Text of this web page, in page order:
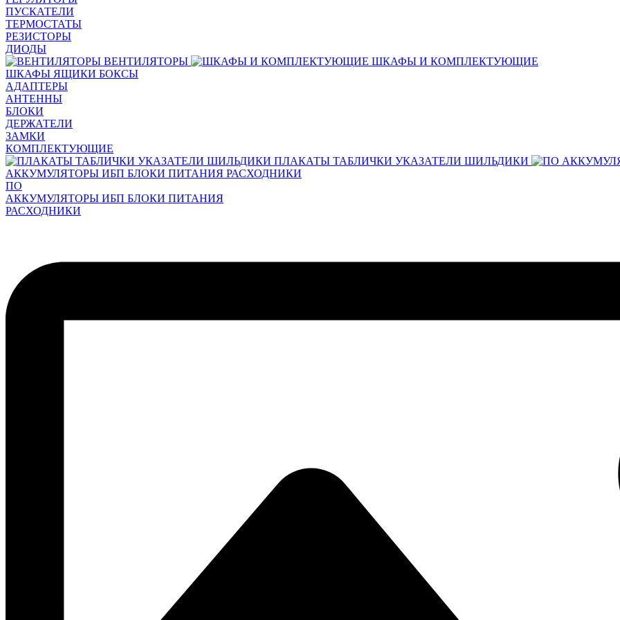
ПУСКАТЕЛИ
ТЕРМОСТАТЫ
РЕЗИСТОРЫ
ДИОДЫ
ВЕНТИЛЯТОРЫ
ШКАФЫ И КОМПЛЕКТУЮЩИЕ
ШКАФЫ ЯЩИКИ БОКСЫ
АДАПТЕРЫ
АНТЕННЫ
БЛОКИ
ДЕРЖАТЕЛИ
ЗАМКИ
КОМПЛЕКТУЮЩИЕ
ПЛАКАТЫ ТАБЛИЧКИ УКАЗАТЕЛИ ШИЛЬДИКИ
АККУМУЛЯТОРЫ ИБП БЛОКИ ПИТАНИЯ РАСХОДНИКИ
ПО
АККУМУЛЯТОРЫ ИБП БЛОКИ ПИТАНИЯ
РАСХОДНИКИ